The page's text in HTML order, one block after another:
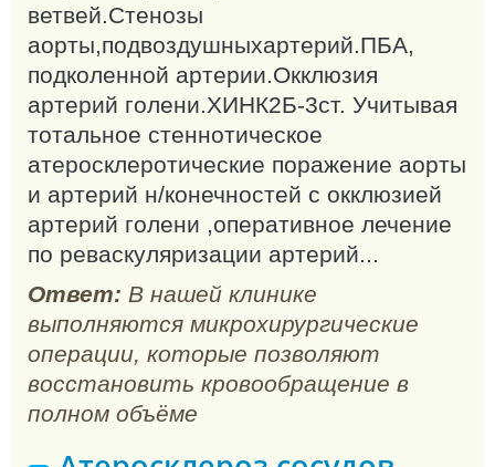
ветвей.Стенозы
аорты,подвоздушныхартерий.ПБА,
подколенной артерии.Окклюзия
артерий голени.ХИНК2Б-3ст. Учитывая
тотальное стеннотическое
атеросклеротические поражение аорты
и артерий н/конечностей с окклюзией
артерий голени ,оперативное лечение
по реваскуляризации артерий...
Ответ: В нашей клинике
выполняются микрохирургические
операции, которые позволяют
восстановить кровообращение в
полном объёме